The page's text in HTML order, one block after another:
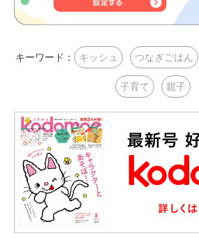
キーワード： キッシュ つなぎごはん
子育て 親子